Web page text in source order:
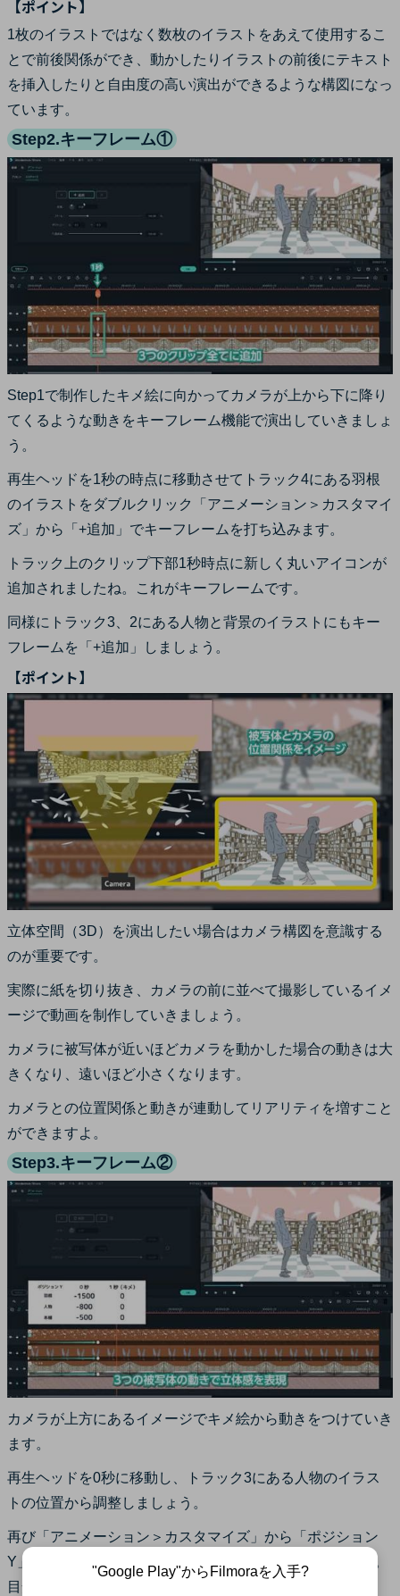
【ポイント】
1枚のイラストではなく数枚のイラストをあえて使用するこ
とで前後関係ができ、動かしたりイラストの前後にテキスト
を挿入したりと自由度の高い演出ができるような構図になっ
ています。
Step2.キーフレーム①
Step1で制作したキメ絵に向かってカメラが上から下に降り
てくるような動きをキーフレーム機能で演出していきましょ
う。
再生ヘッドを1秒の時点に移動させてトラック4にある羽根
のイラストをダブルクリック「アニメーション＞カスタマイ
ズ」から「+追加」でキーフレームを打ち込みます。
トラック上のクリップ下部1秒時点に新しく丸いアイコンが
追加されましたね。これがキーフレームです。
同様にトラック3、2にある人物と背景のイラストにもキー
フレームを「+追加」しましょう。
【ポイント】
立体空間（3D）を演出したい場合はカメラ構図を意識する
のが重要です。
実際に紙を切り抜き、カメラの前に並べて撮影しているイメ
ージで動画を制作していきましょう。
カメラに被写体が近いほどカメラを動かした場合の動きは大
きくなり、遠いほど小さくなります。
カメラとの位置関係と動きが連動してリアリティを増すこと
ができますよ。
Step3.キーフレーム②
カメラが上方にあるイメージでキメ絵から動きをつけていき
ます。
再生ヘッドを0秒に移動し、トラック3にある人物のイラス
トの位置から調整しましょう。
再び「アニメーション＞カスタマイズ」から「ポジション
Y」を調整し、画面下部の見えない位置まで下げましょう。
目安は「-800」です。
"Google Play"からFilmoraを入手?